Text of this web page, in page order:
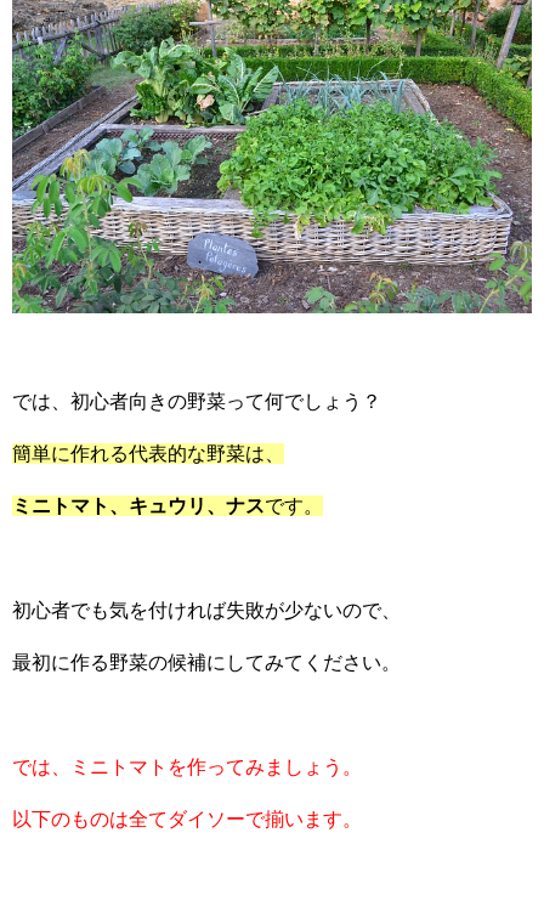
では、初心者向きの野菜って何でしょう？
簡単に作れる代表的な野菜は、
ミニトマト、キュウリ、ナスです。
初心者でも気を付ければ失敗が少ないので、
最初に作る野菜の候補にしてみてください。
では、ミニトマトを作ってみましょう。
以下のものは全てダイソーで揃います。